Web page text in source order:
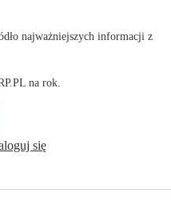
najważniejszych informacji z
na rok.
się